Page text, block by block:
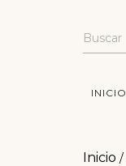
INICIO
Inicio /